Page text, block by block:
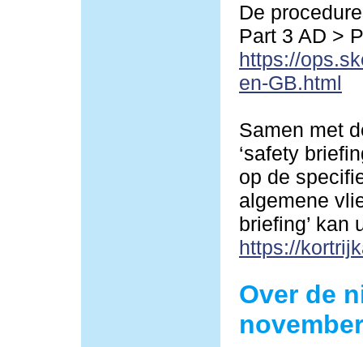
De
Part 3 AD >
https://
en-GB.html
Samen met
‘safety
op de
algemene
briefing’ kan
https://
Over de